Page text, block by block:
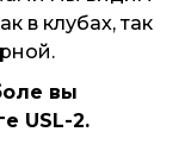
в клубах, так
вы
USL-2.